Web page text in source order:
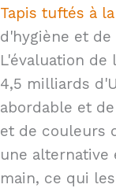
Tapis tuftés à
d'hygiène et
L'évaluation
4,5 milliards
abordable et
et de couleurs
une alternative
main, ce qui